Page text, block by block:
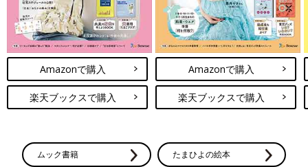
Amazonで購入
楽天ブックスで購入
Amazonで購入
楽天ブックスで購入
ムック書籍 たまひよの絵本